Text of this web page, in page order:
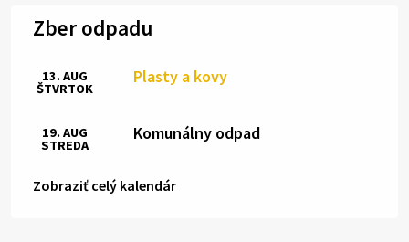
Zber odpadu
Plasty a kovy
13. AUG
ŠTVRTOK
Komunálny odpad
19. AUG
STREDA
Zobraziť celý kalendár